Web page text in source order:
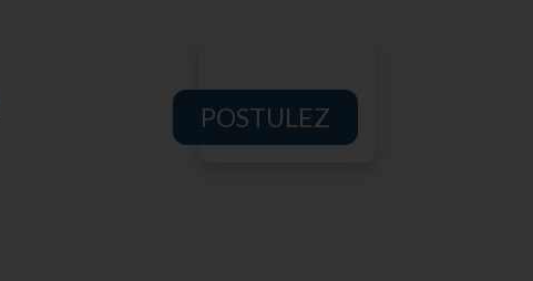
POSTULEZ